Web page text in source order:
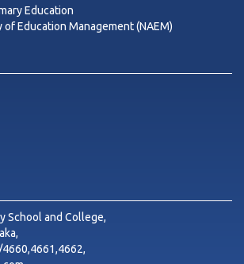
Education
of Education Management (NAEM)
School and College,